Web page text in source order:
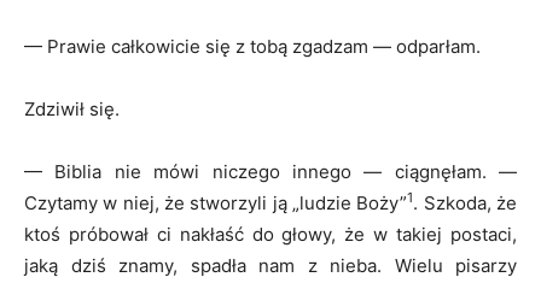
— Prawie całkowicie się z tobą zgadzam — odparłam.
Zdziwił się.
— Biblia nie mówi niczego innego — ciągnęłam. —
Czytamy w niej, że stworzyli ją „ludzie Boży”1. Szkoda, że
ktoś próbował ci nakłaść do głowy, że w takiej postaci,
jaką dziś znamy, spadła nam z nieba. Wielu pisarzy